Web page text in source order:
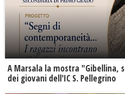
A Marsala la mostra "Gibellina,
dei giovani dell'IC S. Pellegrino